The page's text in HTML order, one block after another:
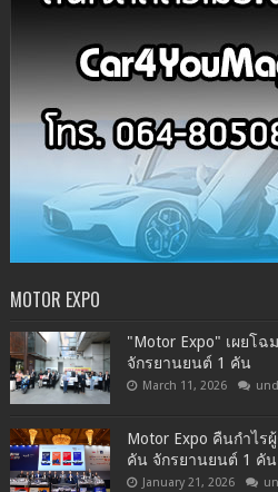
MOTOR EXPO
"Motor Expo" เผยโ
จักรยานยนต์ 1 คัน
March 11, 2026
Motor Expo คืนกำไร
คัน จักรยานยนต์ 1 คัน
January 21, 2026